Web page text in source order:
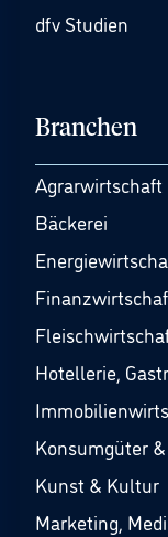
dfv Studien
Branchen
Agrarwirtschaft
Bäckerei
Hotellerie,
Konsumgüter
Kunst & Kultur
Marketing,